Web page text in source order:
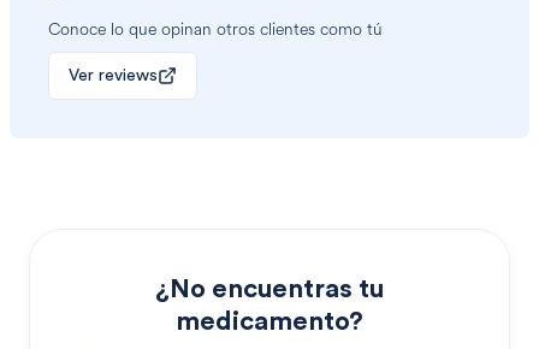
Conoce lo que opinan otros clientes como tú
Ver reviews
¿No encuentras tu
medicamento?